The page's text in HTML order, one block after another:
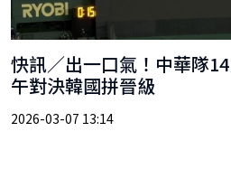
快訊／出一口氣！中華隊
午對決韓國拼晉級
2026-03-07 13:14